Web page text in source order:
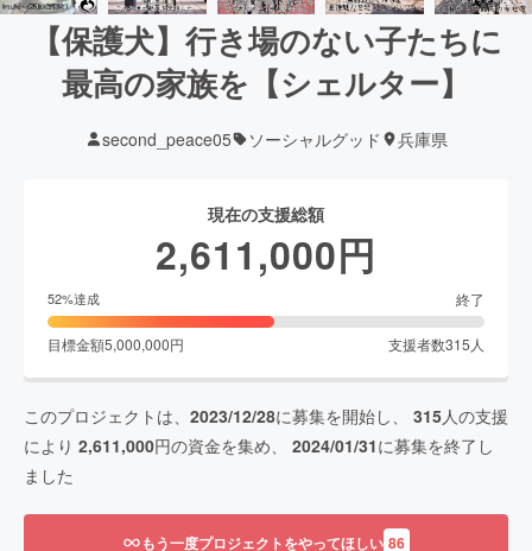
【保護犬】行き場のない子たちに
最高の家族を【シェルター】
second_peace05 ソーシャルグッド 兵庫県
現在の支援総額
2,611,000円
52%達成 終了
目標金額5,000,000円 支援者数315 人
このプロジェクトは、 2023/12/28に募集を開始し、 315人の支援
により 2,611,000円の資金を集め、 2024/01/31に募集を終了し
ました
もう一度プロジェクトをやってほしい 86